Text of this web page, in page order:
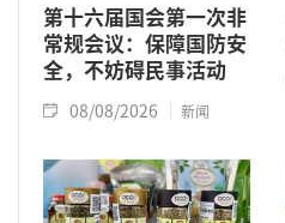
第十六届国会第一次非
常规会议：保障国防安
全，不妨碍民事活动
08/08/2026 新闻